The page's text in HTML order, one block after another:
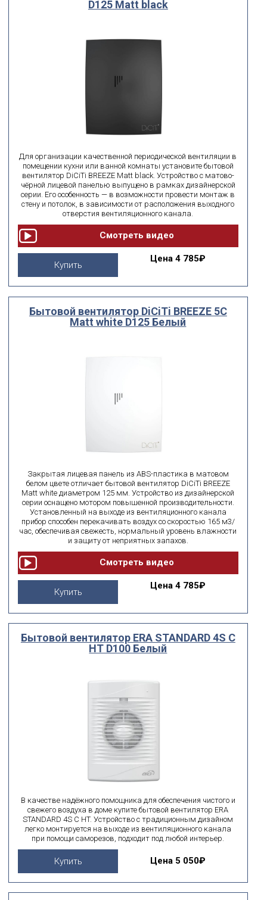
D125 Matt black
Для организации качественной периодической вентиляции в
помещении кухни или ванной комнаты установите бытовой
вентилятор DiCiTi BREEZE Matt black. Устройство с матово-
чёрной лицевой панелью выпущено в рамках дизайнерской
серии. Его особенность — в возможности провести монтаж в
стену и потолок, в зависимости от расположения выходного
отверстия вентиляционного канала.
Купить
Цена 4 785₽
Бытовой вентилятор DiCiTi BREEZE 5C
Matt white D125 Белый
Закрытая лицевая панель из ABS-пластика в матовом
белом цвете отличает бытовой вентилятор DiCiTi BREEZE
Matt white диаметром 125 мм. Устройство из дизайнерской
серии оснащено мотором повышенной производительности.
Установленный на выходе из вентиляционного канала
прибор способен перекачивать воздух со скоростью 165 м3/
час, обеспечивая свежесть, нормальный уровень влажности
и защиту от неприятных запахов.
Купить
Цена 4 785₽
Бытовой вентилятор ERA STANDARD 4S C
HT D100 Белый
В качестве надёжного помощника для обеспечения чистого и
свежего воздуха в доме купите бытовой вентилятор ERA
STANDARD 4S C HT. Устройство с традиционным дизайном
легко монтируется на выходе из вентиляционного канала
при помощи саморезов, подходит под любой интерьер.
Купить Цена 5 050₽